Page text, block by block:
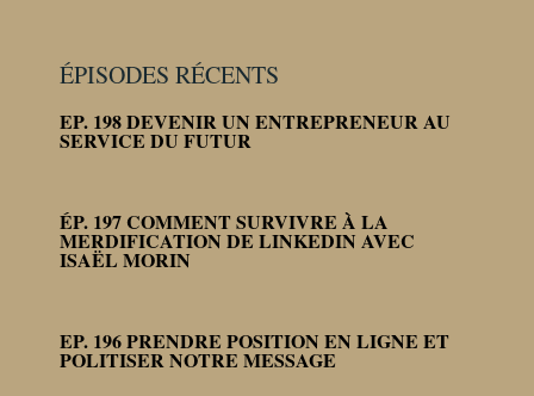
ÉPISODES RÉCENTS
EP. 198 DEVENIR UN ENTREPRENEUR AU
SERVICE DU FUTUR
ÉP. 197 COMMENT SURVIVRE À LA
MERDIFICATION DE LINKEDIN AVEC
ISAËL MORIN
EP. 196 PRENDRE POSITION EN LIGNE ET
POLITISER NOTRE MESSAGE